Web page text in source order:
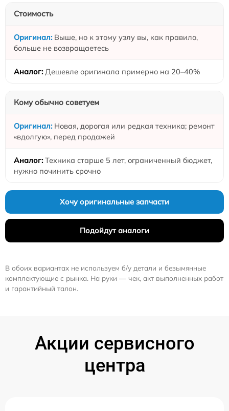
Стоимость
Выше, но к этому узлу вы, как правило,
больше не возвращаетесь
Дешевле оригинала примерно на 20–40%
Кому обычно советуем
Новая, дорогая или редкая техника; ремонт
«вдолгую», перед продажей
Техника старше 5 лет, ограниченный бюджет,
нужно починить срочно
Хочу оригинальные запчасти
Подойдут аналоги
В обоих вариантах не используем б/у детали и безымянные
комплектующие с рынка. На руки — чек, акт выполненных работ
и гарантийный талон.
Акции сервисного
центра